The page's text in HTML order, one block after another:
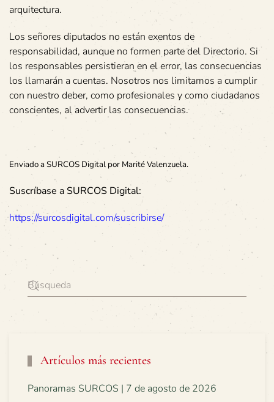
arquitectura.
Los señores diputados no están exentos de
responsabilidad, aunque no formen parte del Directorio. Si
los responsables persistieran en el error, las consecuencias
los llamarán a cuentas. Nosotros nos limitamos a cumplir
con nuestro deber, como profesionales y como ciudadanos
conscientes, al advertir las consecuencias.
Enviado a SURCOS Digital por Marité Valenzuela.
Suscríbase a SURCOS Digital:
https://surcosdigital.com/suscribirse/
Artículos más recientes
Panoramas SURCOS | 7 de agosto de 2026